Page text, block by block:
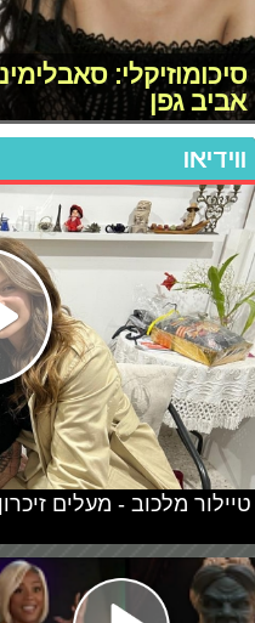
סיכומוזיקלי:
אביב גפן
ווידיאו
טיילור מלכוב - מעלים זיכרון